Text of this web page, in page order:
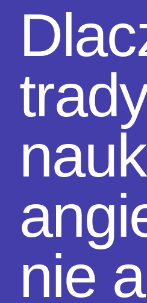
nie